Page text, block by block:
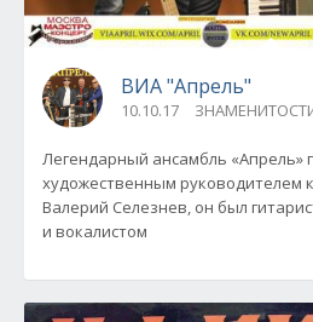
ВИА "Апрель"
10.10.17
Легендарный ансамбль «Апрель»
художественным руководителем
Валерий Селезнев, он был
и вокалистом